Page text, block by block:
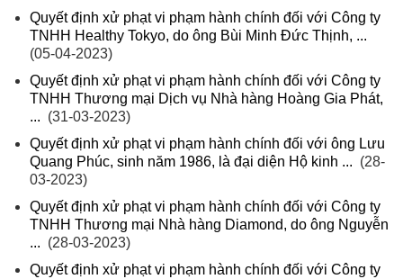
Quyết định xử phạt vi phạm hành chính đối với Công ty
TNHH Healthy Tokyo, do ông Bùi Minh Đức Thịnh, ...
(05-04-2023)
Quyết định xử phạt vi phạm hành chính đối với Công ty
TNHH Thương mại Dịch vụ Nhà hàng Hoàng Gia Phát,
... (31-03-2023)
Quyết định xử phạt vi phạm hành chính đối với ông Lưu
Quang Phúc, sinh năm 1986, là đại diện Hộ kinh ... (28-
03-2023)
Quyết định xử phạt vi phạm hành chính đối với Công ty
TNHH Thương mại Nhà hàng Diamond, do ông Nguyễn
... (28-03-2023)
Quyết định xử phạt vi phạm hành chính đối với Công ty